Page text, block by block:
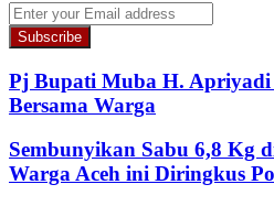
Enter
your
Email
address
Pj Bupati Muba H.
Bersama Warga
Sembunyikan Sabu 6,8 Kg
Warga Aceh ini Diringkus